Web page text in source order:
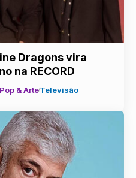
Dragons vira
na RECORD
Pop & ArteTelevisão